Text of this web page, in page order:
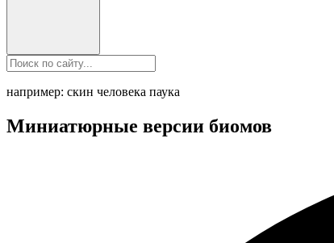
например: скин человека паука
Миниатюрные версии биомов